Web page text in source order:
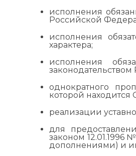
исполнения
Российской
исполнения
характера;
исполнения
однократного
которой находится
реализации
для
законом
дополнениями) и